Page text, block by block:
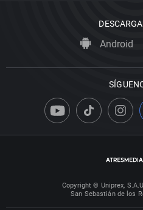
Android
Copyright © Uniprex,
San Sebastián de los